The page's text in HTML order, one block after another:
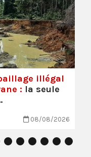
illégal
: la seule
08/08/2026